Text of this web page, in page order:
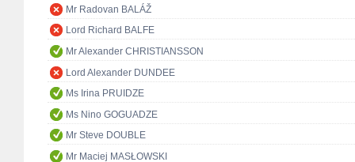
Mr Radovan BALÁŽ
Lord Richard BALFE
Mr Alexander CHRISTIANSSON
Lord Alexander DUNDEE
Ms Irina PRUIDZE
Ms Nino GOGUADZE
Mr Steve DOUBLE
Mr Maciej MASŁOWSKI